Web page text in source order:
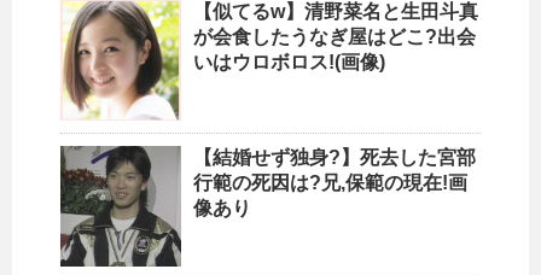
【似てるw】清野菜名と生田斗真
が会食したうなぎ屋はどこ?出会
いはウロボロス!(画像)
【結婚せず独身?】死去した宮部
行範の死因は?兄,保範の現在!画
像あり